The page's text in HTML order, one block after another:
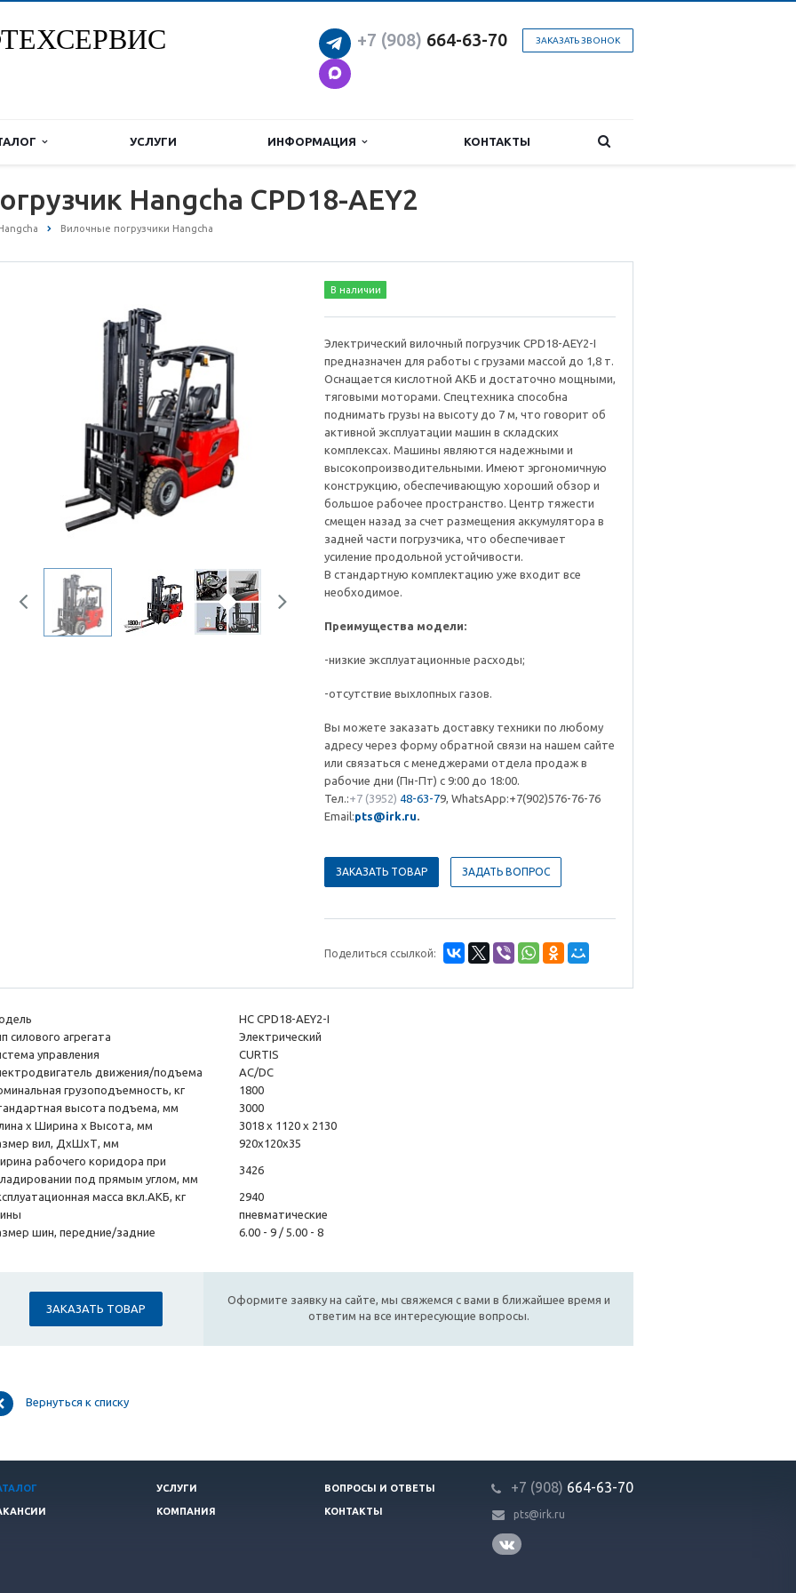
ЗАКАЗАТЬ ЗВОНОК
+7 (908) 664-63-70
УСЛУГИ ИНФОРМАЦИЯ КОНТАКТЫ
Hangcha CPD18-AEY2
Вилочные погрузчики Hangcha
Previous Next
В наличии
Электрический вилочный погрузчик CPD18-AEY2-I
предназначен для работы с грузами массой до 1,8 т.
Оснащается кислотной АКБ и достаточно мощными,
тяговыми моторами. Спецтехника способна
поднимать грузы на высоту до 7 м, что говорит об
активной эксплуатации машин в складских
комплексах. Машины являются надежными и
высокопроизводительными. Имеют эргономичную
конструкцию, обеспечивающую хороший обзор и
большое рабочее пространство. Центр тяжести
смещен назад за счет размещения аккумулятора в
задней части погрузчика, что обеспечивает
усиление продольной устойчивости.
В стандартную комплектацию уже входит все
необходимое.
Преимущества модели:
-низкие эксплуатационные расходы;
-отсутствие выхлопных газов.
Вы можете заказать доставку техники по любому
адресу через форму обратной связи на нашем сайте
или связаться с менеджерами отдела продаж в
рабочие дни (Пн-Пт) с 9:00 до 18:00.
Тел.:+7 (3952) 48-63-79, WhatsApp:+7(902)576-76-76
Email:pts@irk.ru.
ЗАКАЗАТЬ ТОВАР ЗАДАТЬ ВОПРОС
Поделиться ссылкой:
HC CPD18-AEY2-I
силового агрегата
Электрический
управления
CURTIS
движения/подъема
AC/DC
грузоподъемность, кг
1800
высота подъема, мм
3000
x Ширина x Высота, мм
3018 х 1120 х 2130
вил, ДxШxТ, мм
920x120x35
рабочего коридора при
под прямым углом, мм
3426
масса вкл.АКБ, кг
2940
пневматические
шин, передние/задние
6.00 - 9 / 5.00 - 8
ЗАКАЗАТЬ ТОВАР
Оформите заявку на сайте, мы свяжемся с вами в ближайшее время и
ответим на все интересующие вопросы.
Вернуться к списку
УСЛУГИ ВОПРОСЫ И ОТВЕТЫ
КОМПАНИЯ КОНТАКТЫ
+7 (908) 664-63-70
pts@irk.ru